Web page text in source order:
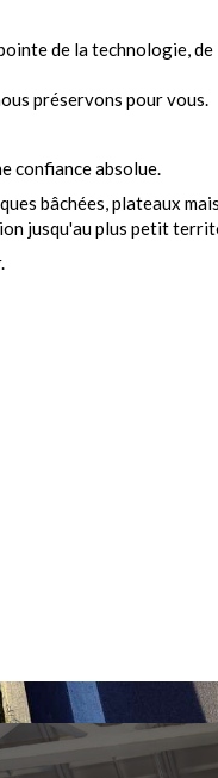
de la technologie,
préservons pour vous.
confiance absolue.
bâchées, plateaux
jusqu'au plus petit